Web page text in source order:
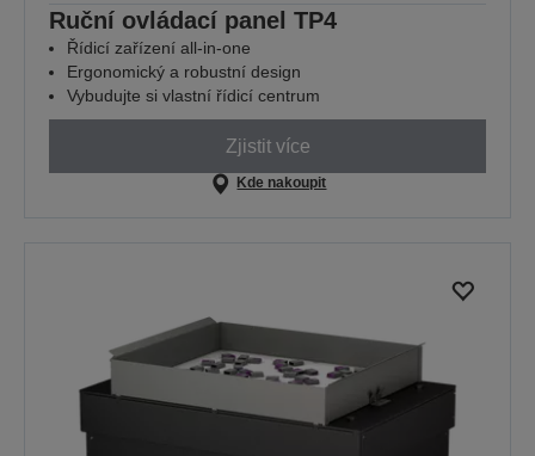
Ruční ovládací panel TP4
Řídicí zařízení all-in-one
Ergonomický a robustní design
Vybudujte si vlastní řídicí centrum
Zjistit více
Kde nakoupit